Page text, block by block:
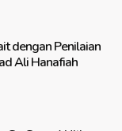
dengan Penilaian
Ali Hanafiah